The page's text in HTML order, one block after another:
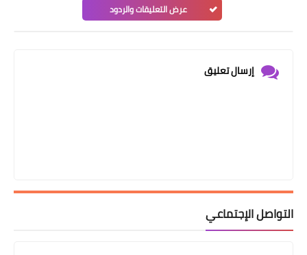
عرض التعليقات والردود
إرسال تعليق
التواصل الإجتماعي